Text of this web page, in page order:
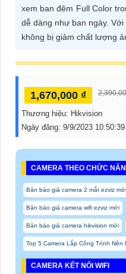
xem ban đêm Full Color
dễ dàng như ban ngày.
không bị giảm chất lượng
1,670,000 ₫
Thương hiệu: Hikvision
Ngày đăng: 9/9/2023 10:50:39
CAMERA THEO CHỨC
Bản báo giá camera 2 mắt ezviz mới
Bản báo giá camera wifi ezviz mới
Bản báo giá camera hikvision mới
Top 5 Camera Lắp Công Trình Nên
CAMERA KẾT NỐI WIFI